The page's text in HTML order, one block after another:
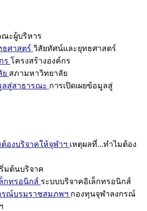
ณะผู้บริหาร
ศาสตร์ วิสัยทัศน์และยุทธศาสตร์
ร โครงสร้างองค์กร
ย สภามหาวิทยาลัย
ลสู่สาธารณะ การเปิดเผยข้อมูลสู่
องบริจาคให้จุฬาฯ เหตุผลที่...ทำไมต้อง
ริ่มต้นบริจาค
กทรอนิกส์ ระบบบริจาคอิเล็กทรอนิกส์
รณ์บรมราชสมภพฯ กองทุนจุฬาลงกรณ์